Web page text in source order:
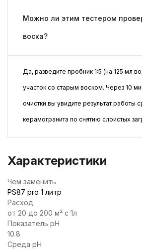
Можно ли этим тестером
воска?
Да, разведите пробник 1:5 (на 125 мл
участок со старым воском. Через 10
очистки вы увидите результат работы
керамогранита по снятию слоистых
Характеристики
Чем заменить
PS87 pro 1 литр
Расход
от 20 до 200 м² с 1л
Показатель pH
10.8
Среда pH